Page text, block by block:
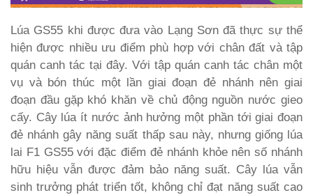
Lúa GS55 khi được đưa vào Lạng Sơn đã thực sự thể
hiện được nhiều ưu điểm phù hợp với chân đất và tập
quán canh tác tại đây. Với tập quán canh tác chân một
vụ và bón thúc một lần giai đoạn đẻ nhánh nên giai
đoạn đầu gặp khó khăn về chủ động nguồn nước gieo
cấy. Cây lúa ít nước ảnh hưởng một phần tới giai đoạn
đẻ nhánh gây năng suất thấp sau này, nhưng giống lúa
lai F1 GS55 với đặc điểm đẻ nhánh khỏe nên số nhánh
hữu hiệu vẫn được đảm bảo năng suất. Cây lúa vẫn
sinh trưởng phát triển tốt, không chỉ đạt năng suất cao